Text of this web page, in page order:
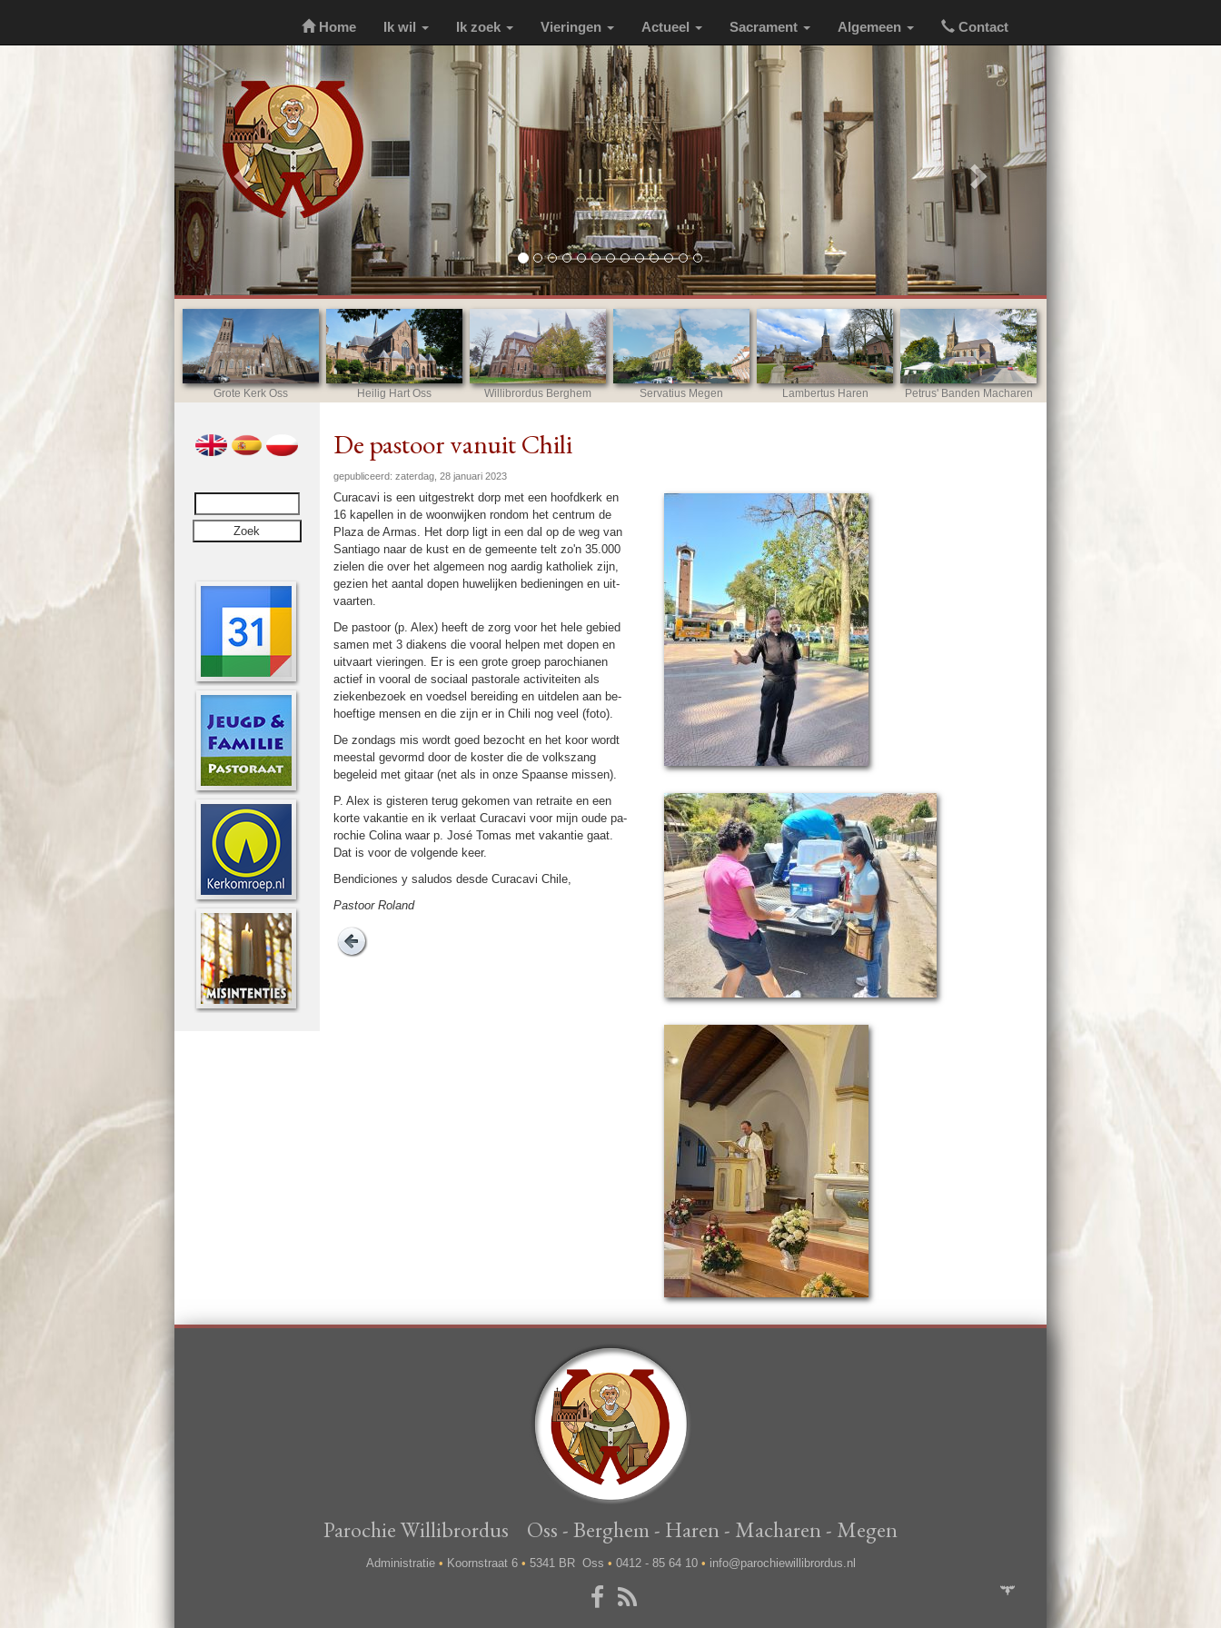
Home Ik wil Ik zoek Vieringen Actueel Sacrament Algemeen Contact
Previous
Grote Kerk Oss Heilig Hart Oss Willibrordus Berghem Servatius Megen Lambertus Haren Petrus' Banden Macharen
De pastoor vanuit Chili
gepubliceerd: zaterdag, 28 januari 2023
Curacavi is een uitgestrekt dorp met een hoofd­kerk en
16 kapellen in de woonwijken rondom het centrum de
Plaza de Armas. Het dorp ligt in een dal op de weg van
Santiago naar de kust en de ge­meen­te telt zo'n 35.000
zielen die over het alge­meen nog aar­dig katho­liek zijn,
gezien het aantal dopen hu­we­lij­ken bedie­ningen en uit­
vaar­ten.
De pastoor (p. Alex) heeft de zorg voor het hele gebied
samen met 3 diakens die vooral helpen met dopen en
uit­vaart vie­rin­gen. Er is een grote groep pa­ro­chi­anen
actief in vooral de sociaal pas­to­rale ac­ti­vi­teiten als
zieken­be­zoek en voedsel berei­ding en uit­de­len aan be­
hoef­ti­ge mensen en die zijn er in Chili nog veel (foto).
De zon­dags mis wordt goed bezocht en het koor wordt
meestal gevormd door de koster die de volkszang
begeleid met gitaar (net als in onze Spaanse missen).
P. Alex is gis­te­ren terug geko­men van retraite en een
korte vakantie en ik verlaat Curacavi voor mijn oude pa­
ro­chie Colina waar p. José Tomas met vakantie gaat.
Dat is voor de volgende keer.
Bendiciones y saludos desde Curacavi Chile,
Pastoor Roland
Parochie Willibrordus Oss - Berghem - Haren - Macharen - Megen
Administratie • Koornstraat 6 • 5341 BR Oss • 0412 - 85 64 10 • info@parochiewillibrordus.nl